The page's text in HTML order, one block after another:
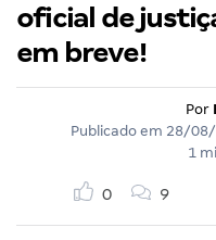
oficial de
em breve!
Por
Publicado em 28/
1
0 9